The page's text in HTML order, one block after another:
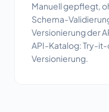
Manuell gepflegt,
Schema-
Versionierung der
API-Katalog: Try-
Versionierung.